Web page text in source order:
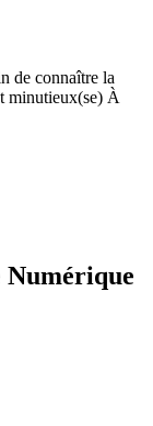
de connaître la
minutieux(se) À
Numérique